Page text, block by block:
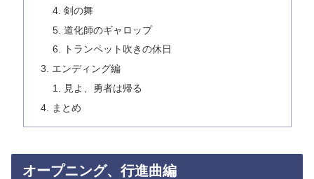
剣の舞
道化師のギャロップ
トランペット吹きの休日
エンディング編
見よ、勇者は帰る
まとめ
オープニング、行進曲編